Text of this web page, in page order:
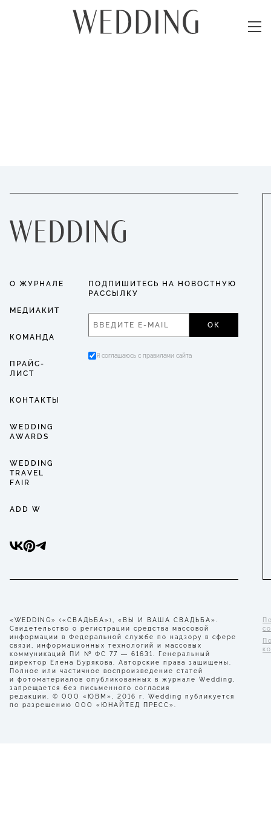
О ЖУРНАЛЕ
МЕДИАКИТ
КОМАНДА
ПРАЙС-
ЛИСТ
КОНТАКТЫ
WEDDING
AWARDS
WEDDING
TRAVEL
FAIR
ADD W
ПОДПИШИТЕСЬ НА НОВОСТНУЮ
РАССЫЛКУ
ОК
Я соглашаюсь с правилами сайта
«WEDDING» («СВАДЬБА»), «ВЫ И ВАША СВАДЬБА».
Свидетельство о регистрации средства массовой
информации в Федеральной службе по надзору в сфере
связи, информационных технологий и массовых
коммуникаций ПИ № ФС 77 — 61631. Генеральный
директор Елена Бурякова. Авторские права защищены.
Полное или частичное воспроизведение статей
и фотоматериалов опубликованных в журнале Wedding,
запрещается без письменного согласия
редакции. © ООО «ЮВМ», 2016 г. Wedding публикуется
по разрешению ООО «ЮНАЙТЕД ПРЕСС».